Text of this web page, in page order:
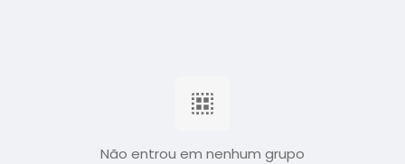
Não entrou em nenhum grupo